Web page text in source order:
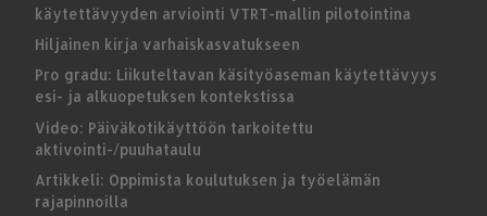
käytettävyyden arviointi VTRT-mallin pilotointina
Hiljainen kirja varhaiskasvatukseen
Pro gradu: Liikuteltavan käsityöaseman käytettävyys
esi- ja alkuopetuksen kontekstissa
Video: Päiväkotikäyttöön tarkoitettu
aktivointi-/puuhataulu
Artikkeli: Oppimista koulutuksen ja työelämän
rajapinnoilla